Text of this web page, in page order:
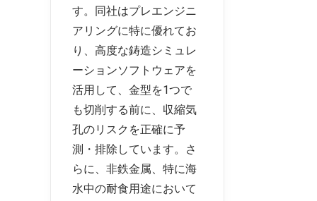
す。同社はプレエンジニ
アリングに特に優れてお
り、高度な鋳造シミュレ
ーションソフトウェアを
活用して、金型を1つで
も切削する前に、収縮気
孔のリスクを正確に予
測・排除しています。さ
らに、非鉄金属、特に海
水中の耐食用途において